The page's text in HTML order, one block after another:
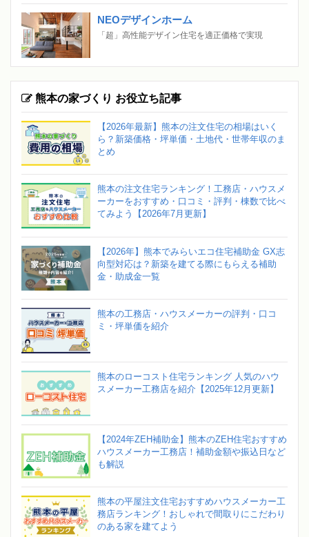
NEOデザインホーム
「超」高性能デザイン住宅を適正価格で実現
熊本の家づくり お役立ち記事
【2026年最新】熊本の注文住宅の相場はいく
ら？新築価格・坪単価・土地代・世帯年収のま
とめ
熊本の注文住宅ランキング！工務店・ハウスメ
ーカーをおすすめ・口コミ・評判・棟数で比べ
てみよう【2026年7月更新】
【2026年】熊本でみらいエコ住宅補助金 GX志
向型対応は？新築を建てる際にもらえる補助
金・助成金一覧
熊本の工務店・ハウスメーカーの評判・口コ
ミ・坪単価を紹介
熊本のローコスト住宅ランキング 人気のハウ
スメーカー工務店を紹介【2025年12月更新】
【2024年ZEH補助金】熊本のZEH住宅おすすめ
ハウスメーカー工務店！補助金額や振込日など
も解説
熊本の平屋注文住宅おすすめハウスメーカー工
務店ランキング！おしゃれで間取りにこだわり
のある家を建てよう